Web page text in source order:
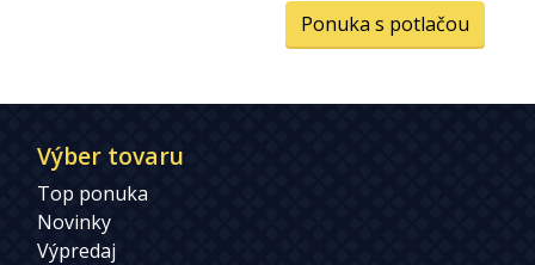
Ponuka s potlačou
Výber tovaru
Top ponuka
Novinky
Výpredaj